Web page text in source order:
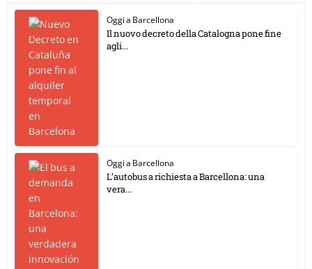
Oggi a Barcellona
Il nuovo decreto della Catalogna pone fine
agli...
Oggi a Barcellona
L’autobus a richiesta a Barcellona: una
vera...